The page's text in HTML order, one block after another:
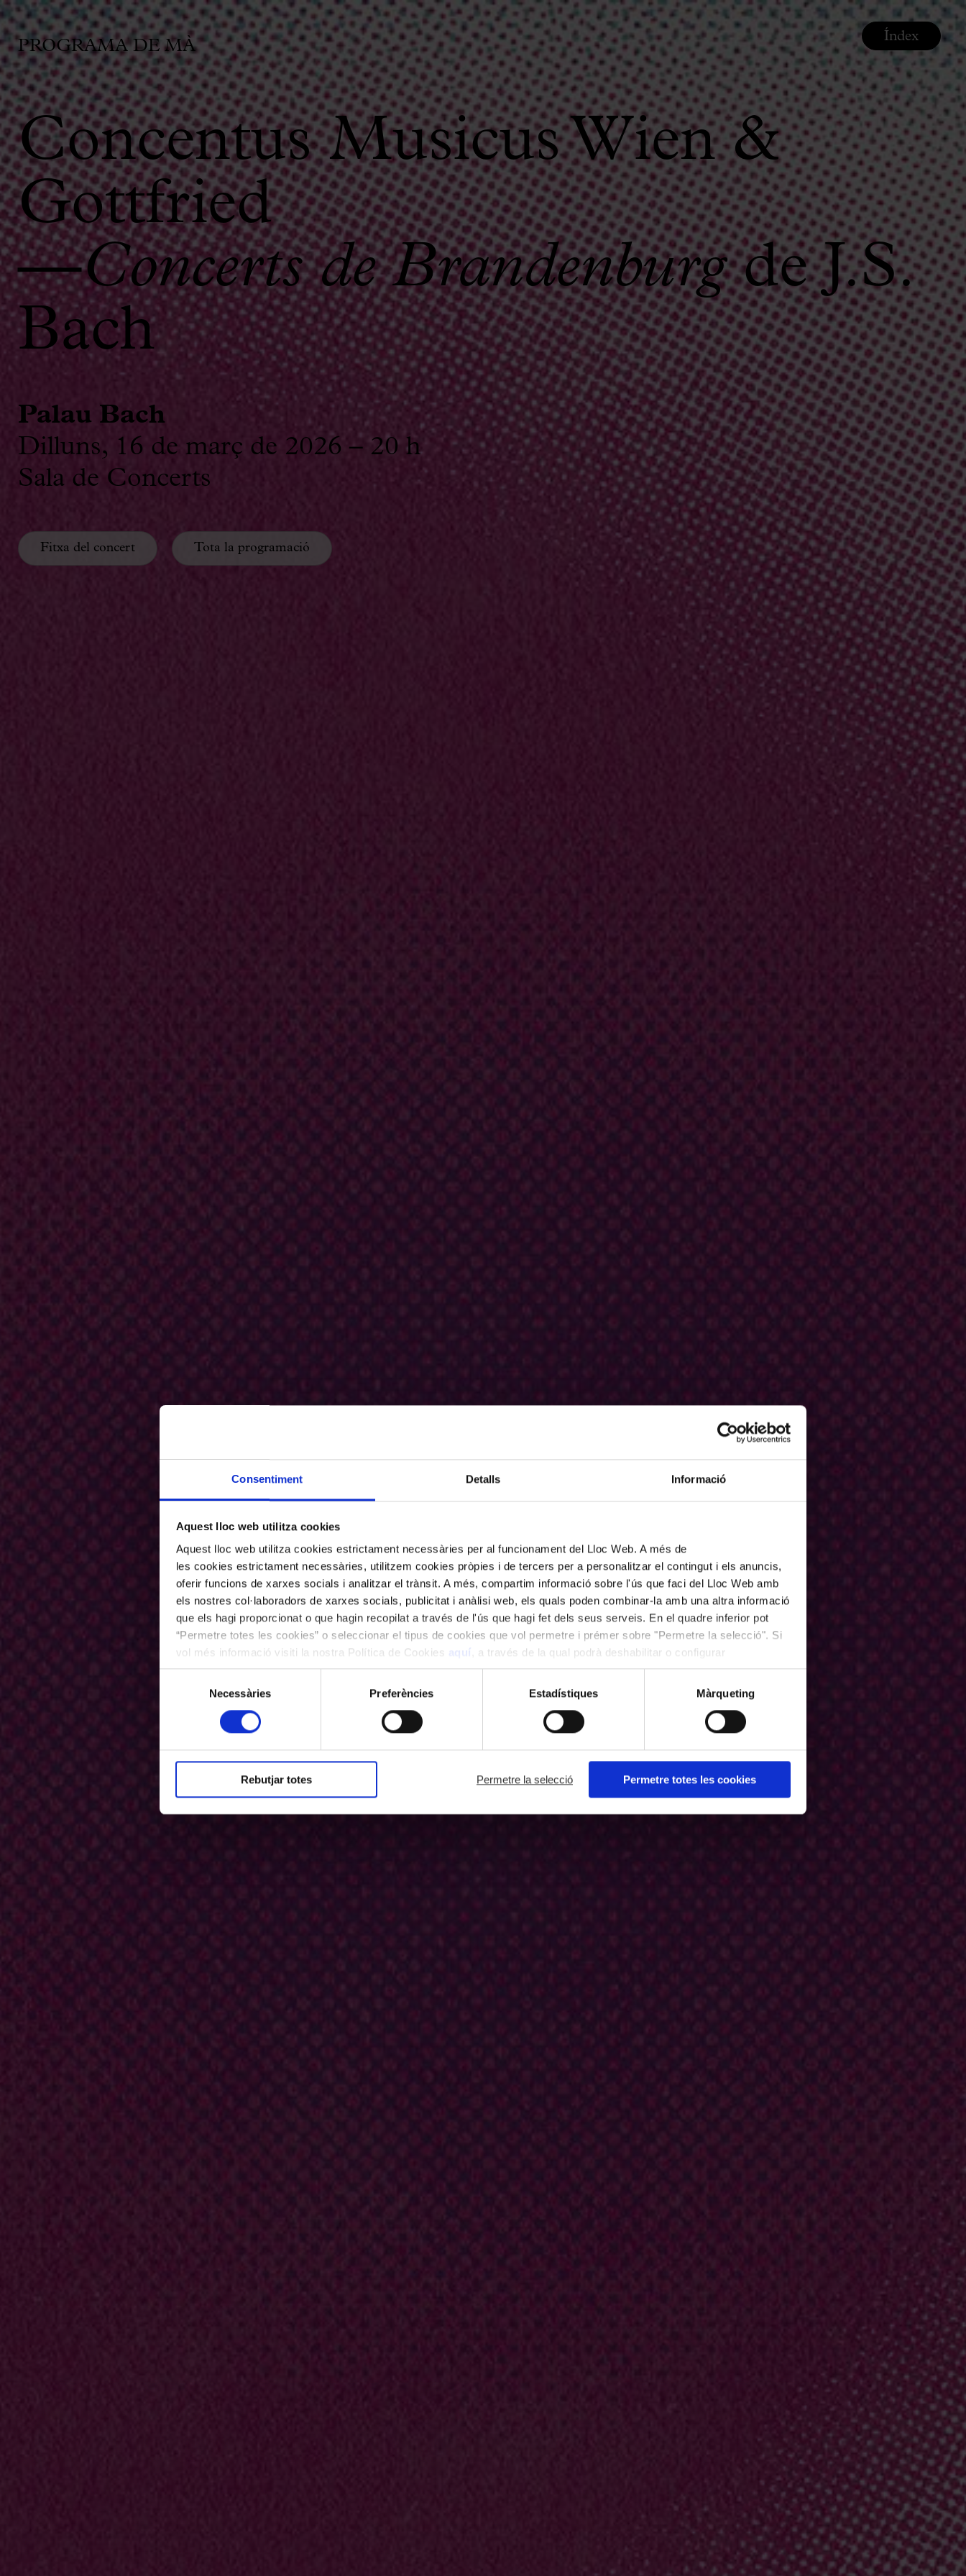
Consentiment Detalls Informació
Aquest lloc web utilitza cookies
Aquest lloc web utilitza cookies estrictament necessàries per al funcionament del Lloc Web. A més de
les cookies estrictament necessàries, utilitzem cookies pròpies i de tercers per a personalitzar el contingut i els anuncis,
oferir funcions de xarxes socials i analitzar el trànsit. A més, compartim informació sobre l'ús que faci del Lloc Web amb
els nostres col·laboradors de xarxes socials, publicitat i anàlisi web, els quals poden combinar-la amb una altra informació
que els hagi proporcionat o que hagin recopilat a través de l'ús que hagi fet dels seus serveis. En el quadre inferior pot
“Permetre totes les cookies” o seleccionar el tipus de cookies que vol permetre i prémer sobre "Permetre la selecció". Si
vol més informació visiti la nostra Política de Cookies aquí
, a través de la qual podrà deshabilitar o configurar
les cookies en qualsevol moment.
consentiment
Necessàries Preferències Estadístiques Màrqueting
Rebutjar totes Permetre la selecció Permetre totes les cookies
PROGRAMA DE MÀ
Concentus Musicus Wien &
Gottfried
—Concerts de Brandenburgde J.S.
Bach
Palau Bach
Dilluns, 16 de març de 2026 – 20 h
Sala de Concerts
Fitxa del concert Tota la programació
Índex